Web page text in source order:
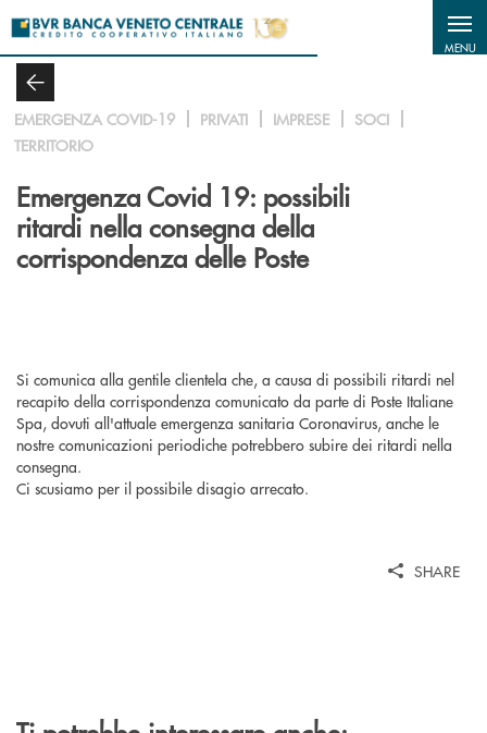
MENU
EMERGENZA COVID-19 PRIVATI IMPRESE
SOCI
TERRITORIO
Emergenza Covid 19: possibili
ritardi nella consegna della
corrispondenza delle Poste
Si comunica alla gentile clientela che, a causa di possibili ritardi nel
recapito della corrispondenza comunicato da parte di Poste Italiane
Spa, dovuti all'attuale emergenza sanitaria Coronavirus, anche le
nostre comunicazioni periodiche potrebbero subire dei ritardi nella
consegna.
Ci scusiamo per il possibile disagio arrecato.
SHARE